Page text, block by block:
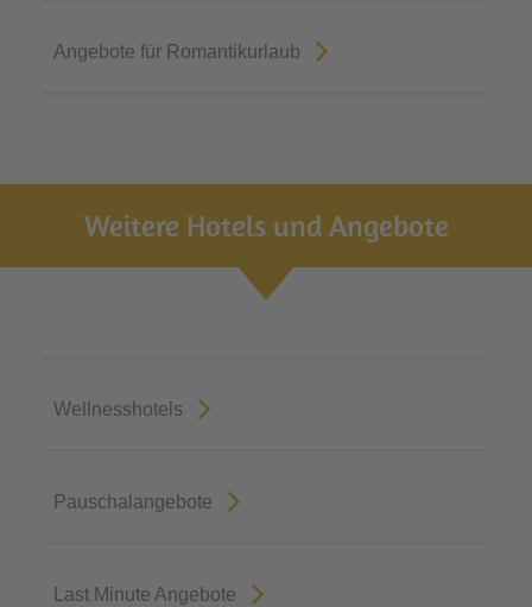
Angebote für Romantikurlaub
Weitere Hotels und Angebote
Wellnesshotels
Pauschalangebote
Last Minute Angebote